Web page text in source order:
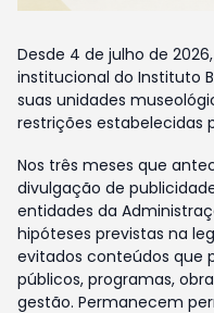
Desde 4 de julho de
institucional do Instituto
suas unidades
restrições estabelecidas
Nos três meses que
divulgação de
entidades da
hipóteses previstas na
evitados conteúdos que
públicos, programas,
gestão. Permanecem